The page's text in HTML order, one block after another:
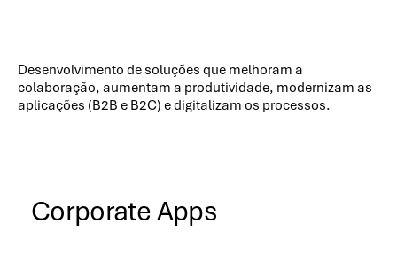
Desenvolvimento de soluções que melhoram a
colaboração, aumentam a produtividade, modernizam as
aplicações (B2B e B2C) e digitalizam os processos.
Corporate Apps